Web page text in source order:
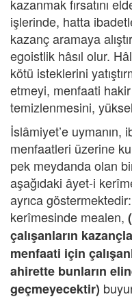
kazanmak fırsatını
işlerinde, hatta
kazanç aramaya
egoistlik hâsıl olur.
kötü isteklerini
etmeyi, menfaati
temizlenmesini,
İslâmiyet’e
menfaatleri üzerine
pek meydanda olan
aşağıdaki âyet-i
ayrıca
kerîmesinde mealen,
çalışanların
menfaati için
ahirette bunların
geçmeyecektir)